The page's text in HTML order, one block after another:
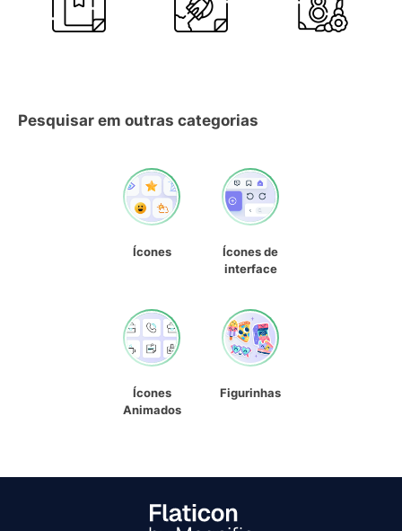
Pesquisar em outras categorias
Ícones
Ícones de
interface
Ícones
Animados
Figurinhas